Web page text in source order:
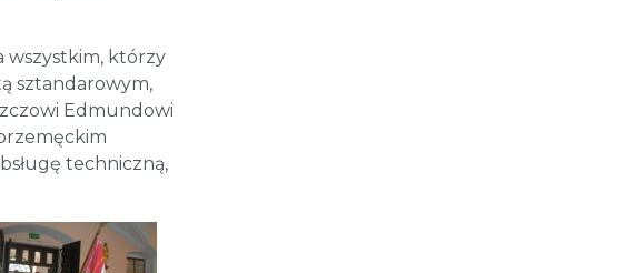
wszystkim, którzy
sztandarowym,
Edmundowi
techniczną,